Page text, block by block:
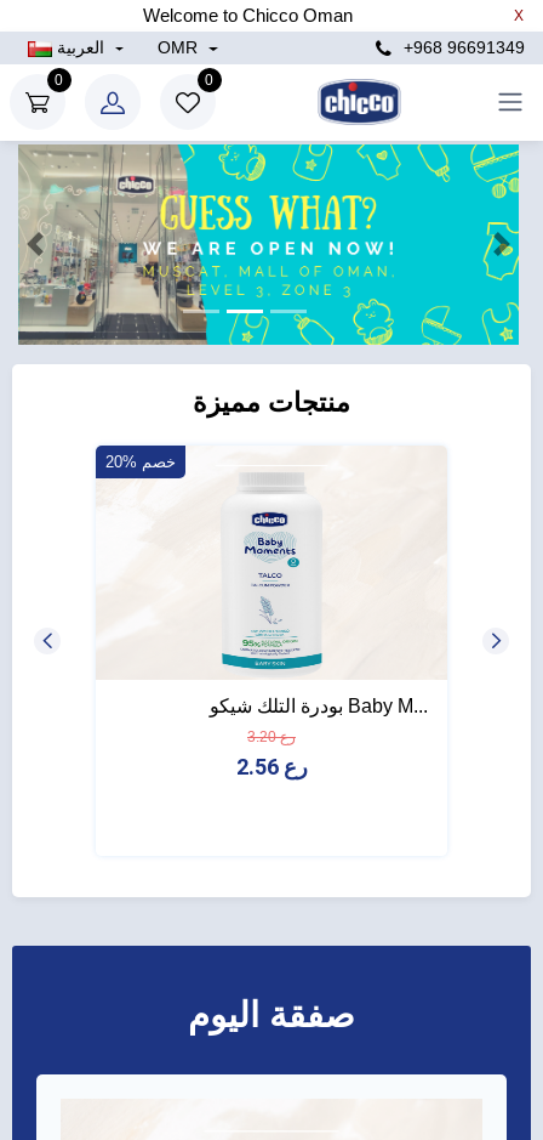
Welcome to Chicco Oman X
+968 96691349
OMR
0
0
التالي
منتجات مميزة
20% خصم
بودرة التلك شيكو Baby M...
3.20 رع
2.56 رع
صفقة اليوم